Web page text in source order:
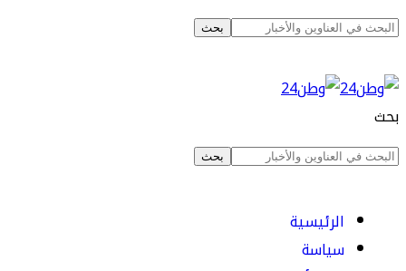
بحث
الرئيسية
سياسة